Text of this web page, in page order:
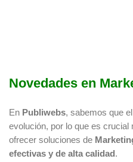
Novedades en
En Publiwebs, sabemos que
evolución, por lo que es
ofrecer soluciones de
efectivas y de alta calidad.